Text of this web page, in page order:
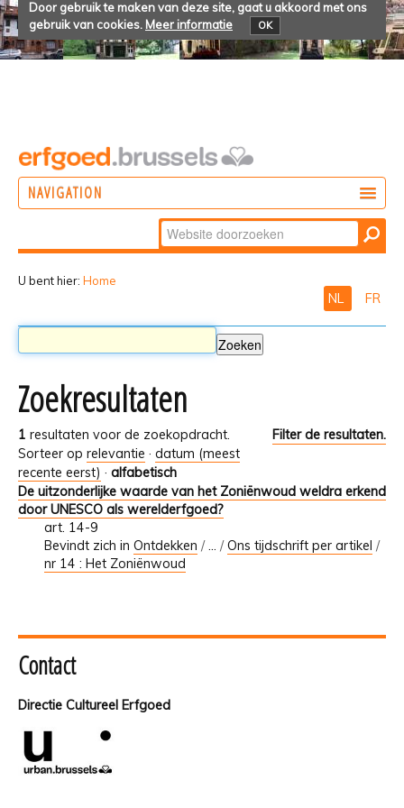
Door gebruik te maken van deze site, gaat u akkoord met ons
gebruik van cookies. Meer informatie OK
NAVIGATION
Zoek
Geavanceerd
U bent hier: Home
NL FR
Zoekresultaten
1 resultaten voor de zoekopdracht.
Filter de resultaten.
Sorteer op relevantie · datum (meest
recente eerst) · alfabetisch
De uitzonderlijke waarde van het Zoniënwoud weldra erkend
door UNESCO als werelderfgoed?
art. 14-9
Bevindt zich in Ontdekken /… /Ons tijdschrift per artikel /
nr 14 : Het Zoniënwoud
Contact
Directie Cultureel Erfgoed